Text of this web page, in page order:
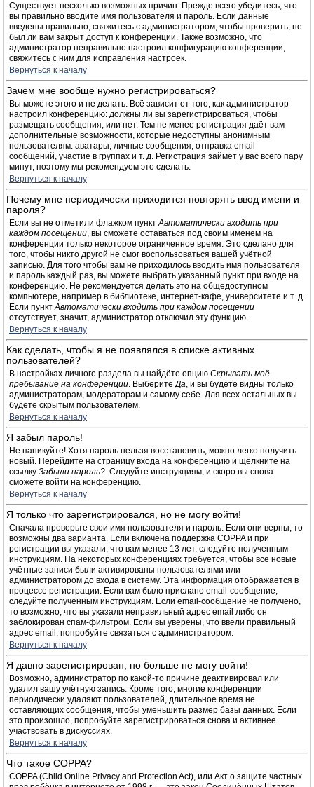
Существует несколько возможных причин. Прежде всего убедитесь, что
вы правильно вводите имя пользователя и пароль. Если данные
введены правильно, свяжитесь с администратором, чтобы проверить, не
был ли вам закрыт доступ к конференции. Также возможно, что
администратор неправильно настроил конфигурацию конференции,
свяжитесь с ним для исправления настроек.
Вернуться к началу
Зачем мне вообще нужно регистрироваться?
Вы можете этого и не делать. Всё зависит от того, как администратор
настроил конференцию: должны ли вы зарегистрироваться, чтобы
размещать сообщения, или нет. Тем не менее регистрация даёт вам
дополнительные возможности, которые недоступны анонимным
пользователям: аватары, личные сообщения, отправка email-
сообщений, участие в группах и т. д. Регистрация займёт у вас всего пару
минут, поэтому мы рекомендуем это сделать.
Вернуться к началу
Почему мне периодически приходится повторять ввод имени и
пароля?
Если вы не отметили флажком пунктАвтоматически входить при
каждом посещении, вы сможете оставаться под своим именем на
конференции только некоторое ограниченное время. Это сделано для
того, чтобы никто другой не смог воспользоваться вашей учётной
записью. Для того чтобы вам не приходилось вводить имя пользователя
и пароль каждый раз, вы можете выбрать указанный пункт при входе на
конференцию. Не рекомендуется делать это на общедоступном
компьютере, например в библиотеке, интернет-кафе, университете и т. д.
Если пунктАвтоматически входить при каждом посещении
отсутствует, значит, администратор отключил эту функцию.
Вернуться к началу
Как сделать, чтобы я не появлялся в списке активных
пользователей?
В настройках личного раздела вы найдёте опцию Скрывать моё
пребывание на конференции. ВыберитеДа, и вы будете видны только
администраторам, модераторам и самому себе. Для всех остальных вы
будете скрытым пользователем.
Вернуться к началу
Я забыл пароль!
Не паникуйте! Хотя пароль нельзя восстановить, можно легко получить
новый. Перейдите на страницу входа на конференцию и щёлкните на
ссылку Забыли пароль?. Следуйте инструкциям, и скоро вы снова
сможете войти на конференцию.
Вернуться к началу
Я только что зарегистрировался, но не могу войти!
Сначала проверьте свои имя пользователя и пароль. Если они верны, то
возможны два варианта. Если включена поддержка COPPA и при
регистрации вы указали, что вам менее 13 лет, следуйте полученным
инструкциям. На некоторых конференциях требуется, чтобы все новые
учётные записи были активированы пользователями или
администратором до входа в систему. Эта информация отображается в
процессе регистрации. Если вам было прислано email-сообщение,
следуйте полученным инструкциям. Если email-сообщение не получено,
то возможно, что вы указали неправильный адрес email либо он
заблокирован спам-фильтром. Если вы уверены, что ввели правильный
адрес email, попробуйте связаться с администратором.
Вернуться к началу
Я давно зарегистрирован, но больше не могу войти!
Возможно, администратор по какой-то причине деактивировал или
удалил вашу учётную запись. Кроме того, многие конференции
периодически удаляют пользователей, длительное время не
оставляющих сообщения, чтобы уменьшить размер базы данных. Если
это произошло, попробуйте зарегистрироваться снова и активнее
участвовать в дискуссиях.
Вернуться к началу
Что такое COPPA?
COPPA (Child Online Privacy and Protection Act), или Акт о защите частных